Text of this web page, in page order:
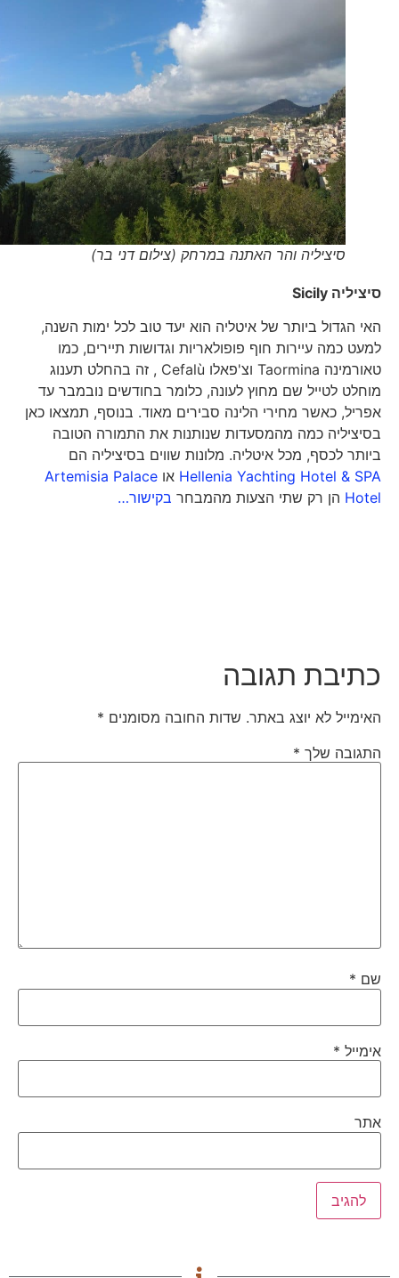
סיציליה והר האתנה במרחק (צילום דני בר)
סיציליהSicily
האי הגדול ביותר של איטליה הוא יעד טוב לכל ימות השנה,
למעט כמה עיירות חוף פופולאריות וגדושות תיירים, כמו
טאורמינה Taormina וצ'פאלו Cefalù , זה בהחלט תענוג
מוחלט לטייל שם מחוץ לעונה, כלומר בחודשים נובמבר עד
אפריל, כאשר מחירי הלינה סבירים מאוד. בנוסף, תמצאו כאן
בסיציליה כמה מהמסעדות שנותנות את התמורה הטובה
ביותר לכסף, מכל איטליה. מלונות שווים בסיציליה הם
Hellenia Yachting Hotel & SPAאו Artemisia Palace
Hotelהן רק שתי הצעות מהמבחרבקישור…
כתיבת תגובה
האימייל לא יוצג באתר. שדות החובה מסומנים*
התגובה שלך*
שם*
אימייל*
אתר